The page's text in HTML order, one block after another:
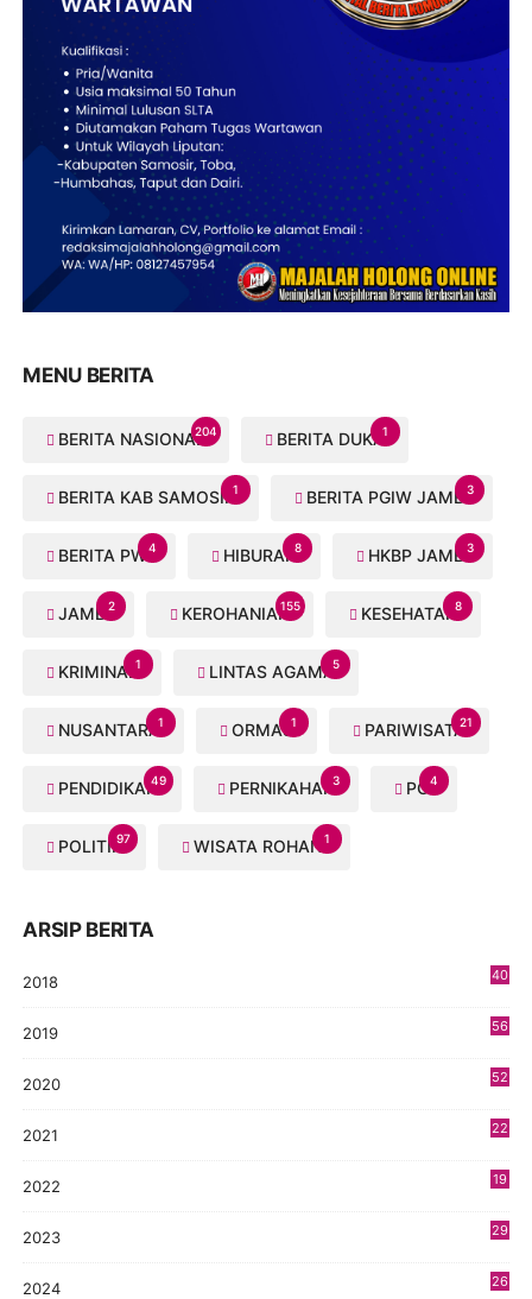
MENU BERITA
BERITA NASIONAL204 BERITA DUKA1
BERITA KAB SAMOSIR1 BERITA PGIW JAMBI3
BERITA PWI4 HIBURAN8 HKBP JAMBI3
JAMBI2 KEROHANIAN155 KESEHATAN8
KRIMINAL1 LINTAS AGAMA5
NUSANTARA1 ORMAS1 PARIWISATA21
PENDIDIKAN49 PERNIKAHAN3 PGI4
POLITIK97 WISATA ROHANI1
ARSIP BERITA
2018
40
2019
56
2020
52
2021
22
2022
19
2023
29
2024
26